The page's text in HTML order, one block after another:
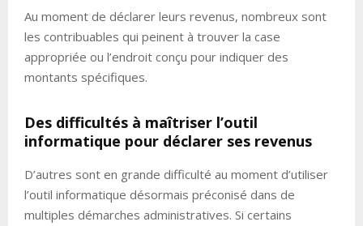
Au moment de déclarer leurs revenus, nombreux sont
les contribuables qui peinent à trouver la case
appropriée ou l’endroit conçu pour indiquer des
montants spécifiques.
Des difficultés à maîtriser l’outil
informatique pour déclarer ses revenus
D’autres sont en grande difficulté au moment d’utiliser
l’outil informatique désormais préconisé dans de
multiples démarches administratives. Si certains